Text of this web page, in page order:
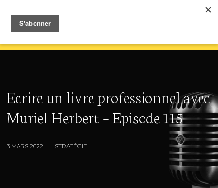
Ecrire un livre professionnel avec
Muriel Herbert – Episode 115
3 MARS 2022 STRATÉGIE